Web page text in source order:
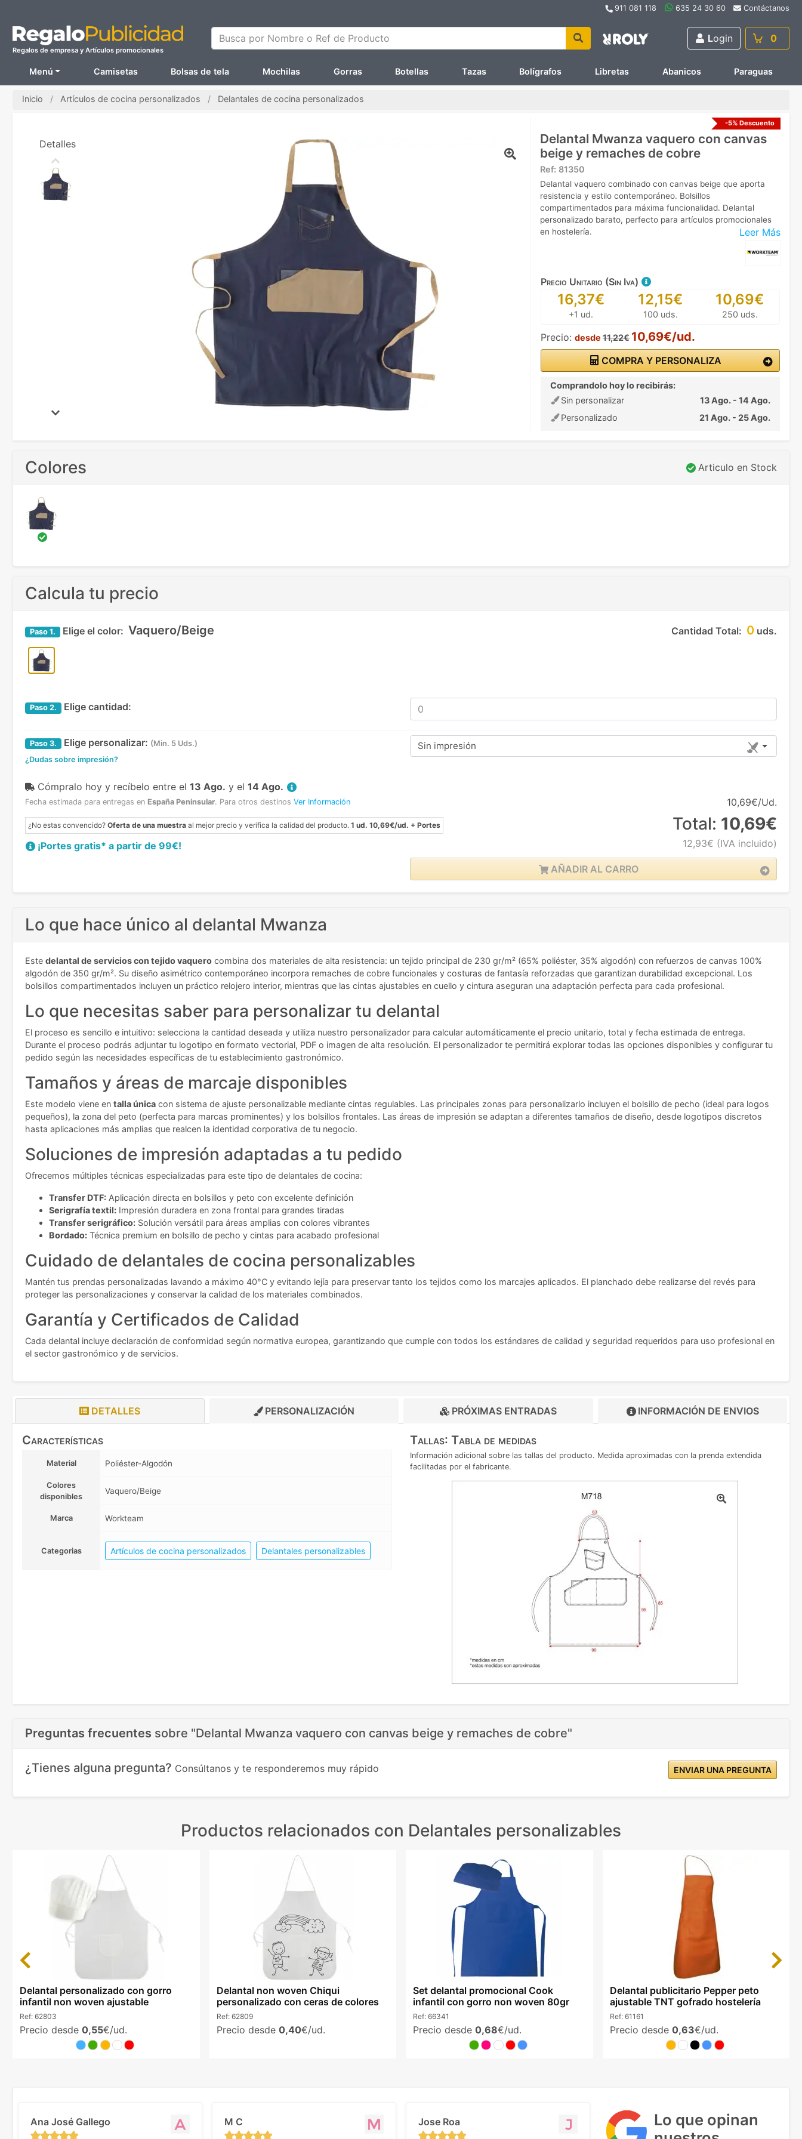
911 081 118 635 24 30 60 Contáctanos
Regalos de empresa y Artículos promocionales
Busca por Nombre o Ref de Producto Login 0
Menú Camisetas Bolsas de tela Mochilas Gorras Botellas Tazas Bolígrafos Libretas Abanicos Paraguas
Inicio Artículos de cocina personalizados Delantales de cocina personalizados
-5% Descuento
Delantal Mwanza vaquero con canvas
beige y remaches de cobre
Ref: 81350
Leer Más
Delantal vaquero combinado con canvas beige que aporta
resistencia y estilo contemporáneo. Bolsillos
compartimentados para máxima funcionalidad. Delantal
personalizado barato, perfecto para artículos promocionales
en hostelería.
Precio Unitario (Sin Iva)
16,37€
+1 ud.
12,15€
100 uds.
10,69€
250 uds.
Precio: desde 11,22€ 10,69€/ud.
COMPRA Y PERSONALIZA
Comprandolo hoy lo recibirás:
Sin personalizar
13 Ago. - 14 Ago.
Personalizado
21 Ago. - 25 Ago.
Detalles
Colores Articulo en Stock
Calcula tu precio
Cantidad Total: 0 uds.
Paso 1. Elige el color: Vaquero/Beige
Paso 2. Elige cantidad:
Paso 3. Elige personalizar: (Min. 5 Uds.)
¿Dudas sobre impresión?
Sin impresión
Cómpralo hoy y recíbelo entre el 13 Ago. y el 14 Ago.
Fecha estimada para entregas en España Peninsular. Para otros destinos Ver Información
¿No estas convencido? Oferta de una muestra al mejor precio y verifica la calidad del producto. 1 ud. 10,69€/ud. + Portes
¡Portes gratis* a partir de 99€!
10,69€/Ud.
Total: 10,69€
12,93€ (IVA incluido)
AÑADIR AL CARRO
Lo que hace único al delantal Mwanza
Este delantal de servicios con tejido vaquero combina dos materiales de alta resistencia: un tejido principal de 230 gr/m² (65% poliéster, 35% algodón) con refuerzos de canvas 100%
algodón de 350 gr/m². Su diseño asimétrico contemporáneo incorpora remaches de cobre funcionales y costuras de fantasía reforzadas que garantizan durabilidad excepcional. Los
bolsillos compartimentados incluyen un práctico relojero interior, mientras que las cintas ajustables en cuello y cintura aseguran una adaptación perfecta para cada profesional.
Lo que necesitas saber para personalizar tu delantal
El proceso es sencillo e intuitivo: selecciona la cantidad deseada y utiliza nuestro personalizador para calcular automáticamente el precio unitario, total y fecha estimada de entrega.
Durante el proceso podrás adjuntar tu logotipo en formato vectorial, PDF o imagen de alta resolución. El personalizador te permitirá explorar todas las opciones disponibles y configurar tu
pedido según las necesidades específicas de tu establecimiento gastronómico.
Tamaños y áreas de marcaje disponibles
Este modelo viene en talla única con sistema de ajuste personalizable mediante cintas regulables. Las principales zonas para personalizarlo incluyen el bolsillo de pecho (ideal para logos
pequeños), la zona del peto (perfecta para marcas prominentes) y los bolsillos frontales. Las áreas de impresión se adaptan a diferentes tamaños de diseño, desde logotipos discretos
hasta aplicaciones más amplias que realcen la identidad corporativa de tu negocio.
Soluciones de impresión adaptadas a tu pedido
Ofrecemos múltiples técnicas especializadas para este tipo de delantales de cocina:
Transfer DTF: Aplicación directa en bolsillos y peto con excelente definición
Serigrafía textil: Impresión duradera en zona frontal para grandes tiradas
Transfer serigráfico: Solución versátil para áreas amplias con colores vibrantes
Bordado: Técnica premium en bolsillo de pecho y cintas para acabado profesional
Cuidado de delantales de cocina personalizables
Mantén tus prendas personalizadas lavando a máximo 40°C y evitando lejía para preservar tanto los tejidos como los marcajes aplicados. El planchado debe realizarse del revés para
proteger las personalizaciones y conservar la calidad de los materiales combinados.
Garantía y Certificados de Calidad
Cada delantal incluye declaración de conformidad según normativa europea, garantizando que cumple con todos los estándares de calidad y seguridad requeridos para uso profesional en
el sector gastronómico y de servicios.
DETALLES PERSONALIZACIÓN PRÓXIMAS ENTRADAS INFORMACIÓN DE ENVIOS
Características
Material Poliéster-Algodón
Colores
disponibles
Vaquero/Beige
Marca Workteam
Categorias Artículos de cocina personalizados Delantales personalizables
Tallas: Tabla de medidas
Información adicional sobre las tallas del producto. Medida aproximadas con la prenda extendida
facilitadas por el fabricante.
Preguntas frecuentes sobre "Delantal Mwanza vaquero con canvas beige y remaches de cobre"
¿Tienes alguna pregunta? Consúltanos y te responderemos muy rápido ENVIAR UNA PREGUNTA
Productos relacionados con Delantales personalizables
Delantal personalizado con gorro
infantil non woven ajustable
Ref: 62803
Precio desde 0,55€/ud.
Delantal non woven Chiqui
personalizado con ceras de colores
Ref: 62809
Precio desde 0,40€/ud.
Set delantal promocional Cook
infantil con gorro non woven 80gr
Ref: 66341
Precio desde 0,68€/ud.
Delantal publicitario Pepper peto
ajustable TNT gofrado hostelería
Ref: 61161
Precio desde 0,63€/ud.
Previous Next
Lo que opinan
Ana José Gallego M C Jose Roa